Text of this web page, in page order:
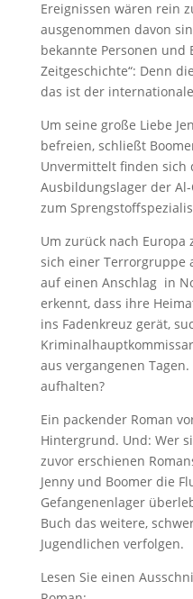
Ereignissen wären rein
ausgenommen davon
bekannte Personen und
Zeitgeschichte“: Denn
das ist der
Um seine große Liebe
befreien, schließt
Unvermittelt finden sich
Ausbildungslager der
zum
Um zurück nach Europa
sich einer Terrorgruppe
auf einen Anschlag in
erkennt, dass ihre
ins Fadenkreuz gerät,
aus vergangenen
aufhalten?
Ein packender Roman
Hintergrund. Und: Wer
zuvor erschienen
Jenny und Boomer die
Gefangenenlager
Buch das weitere,
Jugendlichen verfolgen.
Lesen Sie einen